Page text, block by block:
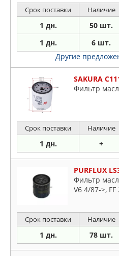
Срок поставки Наличие
1 дн. 50 шт.
1 дн. 6 шт.
Другие
SAKURA
Фильтр
Срок поставки Наличие
1 дн. +
PURFLUX
Фильтр
V6 4/87->, FF
Срок поставки Наличие
1 дн. 78 шт.